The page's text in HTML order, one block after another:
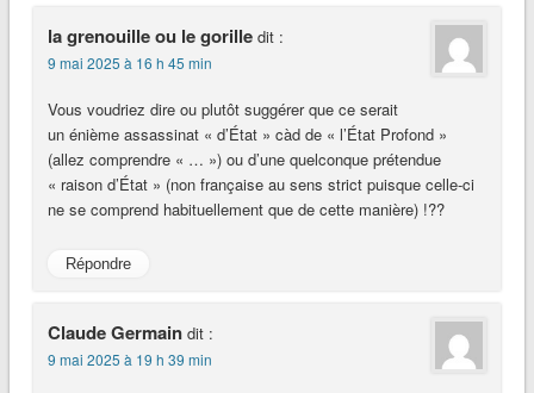
la grenouille ou le gorille dit :
9 mai 2025 à 16 h 45 min
Vous voudriez dire ou plutôt suggérer que ce serait
un énième assassinat « d’État » càd de « l’État Profond »
(allez comprendre « … ») ou d’une quelconque prétendue
« raison d’État » (non française au sens strict puisque celle-ci
ne se comprend habituellement que de cette manière) !??
Répondre
Claude Germain dit :
9 mai 2025 à 19 h 39 min